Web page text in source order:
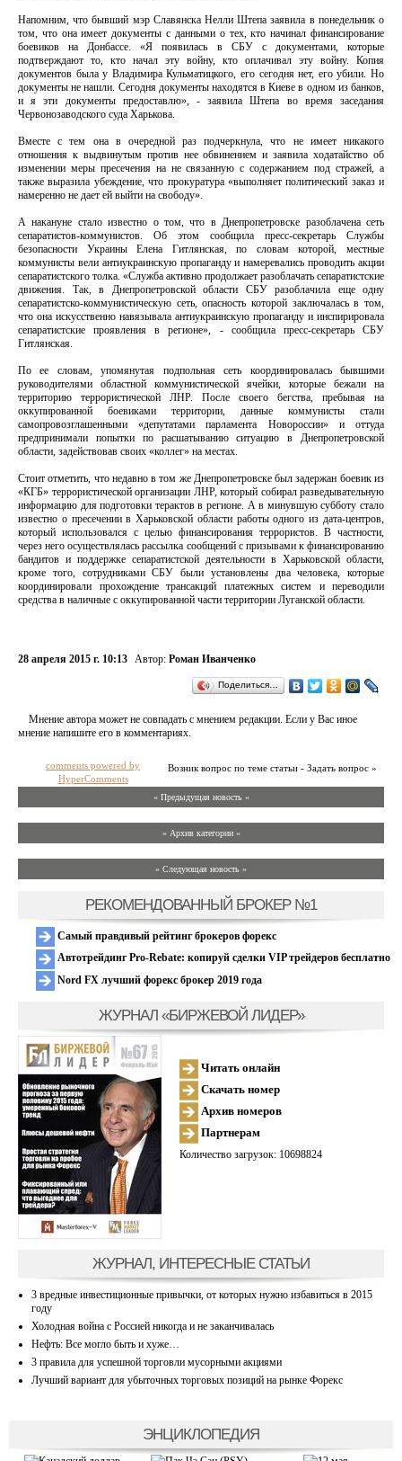
Напомним, что бывший мэр Славянска Нелли Штепа заявила в понедельник о
том, что она имеет документы с данными о тех, кто начинал финансирование
боевиков на Донбассе. «Я появилась в СБУ с документами, которые
подтверждают то, кто начал эту войну, кто оплачивал эту войну. Копия
документов была у Владимира Кульматицкого, его сегодня нет, его убили. Но
документы не нашли. Сегодня документы находятся в Киеве в одном из банков,
и я эти документы предоставлю», - заявила Штепа во время заседания
Червонозаводского суда Харькова.
Вместе с тем она в очередной раз подчеркнула, что не имеет никакого
отношения к выдвинутым против нее обвинением и заявила ходатайство об
изменении меры пресечения на не связанную с содержанием под стражей, а
также выразила убеждение, что прокуратура «выполняет политический заказ и
намеренно не дает ей выйти на свободу».
А накануне стало известно о том, что в Днепропетровске разоблачена сеть
сепаратистов-коммунистов. Об этом сообщила пресс-секретарь Службы
безопасности Украины Елена Гитлянская, по словам которой, местные
коммунисты вели антиукраинскую пропаганду и намеревались проводить акции
сепаратистского толка. «Служба активно продолжает разоблачать сепаратистские
движения. Так, в Днепропетровской области СБУ разоблачила еще одну
сепаратистско-коммунистическую сеть, опасность которой заключалась в том,
что она искусственно навязывала антиукраинскую пропаганду и инспирировала
сепаратистские проявления в регионе», - сообщила пресс-секретарь СБУ
Гитлянская.
По ее словам, упомянутая подпольная сеть координировалась бывшими
руководителями областной коммунистической ячейки, которые бежали на
территорию террористической ЛНР. После своего бегства, пребывая на
оккупированной боевиками территории, данные коммунисты стали
самопровозглашенными «депутатами парламента Новороссии» и оттуда
предпринимали попытки по расшатыванию ситуацию в Днепропетровской
области, задействовав своих «коллег» на местах.
Стоит отметить, что недавно в том же Днепропетровске был задержан боевик из
«КГБ» террористической организации ЛНР, который собирал разведывательную
информацию для подготовки терактов в регионе. А в минувшую субботу стало
известно о пресечении в Харьковской области работы одного из дата-центров,
который использовался с целью финансирования террористов. В частности,
через него осуществлялась рассылка сообщений с призывами к финансированию
бандитов и поддержке сепаратистской деятельности в Харьковской области,
кроме того, сотрудниками СБУ были установлены два человека, которые
координировали прохождение трансакций платежных систем и переводили
средства в наличные с оккупированной части территории Луганской области.
28 апреля 2015 г. 10:13 Автор: Роман Иванченко
Поделиться…
Мнение автора может не совпадать с мнением редакции. Если у Вас иное
мнение напишите его в комментариях.
Возник вопрос по теме статьи - Задать вопрос »
comments powered by
HyperComments
« Предыдущая новость «
» Архив категории «
» Следующая новость »
РЕКОМЕНДОВАННЫЙ БРОКЕР №1
Самый правдивый рейтинг брокеров форекс
Автотрейдинг Pro-Rebate: копируй сделки VIP трейдеров бесплатно
Nord FX лучший форекс брокер 2019 года
ЖУРНАЛ «БИРЖЕВОЙ ЛИДЕР»
Читать онлайн
Скачать номер
Архив номеров
Партнерам
Количество загрузок: 10698824
ЖУРНАЛ, ИНТЕРЕСНЫЕ СТАТЬИ
3 вредные инвестиционные привычки, от которых нужно избавиться в 2015
году
Холодная война с Россией никогда и не заканчивалась
Нефть: Все могло быть и хуже…
3 правила для успешной торговли мусорными акциями
Лучший вариант для убыточных торговых позиций на рынке Форекс
ЭНЦИКЛОПЕДИЯ